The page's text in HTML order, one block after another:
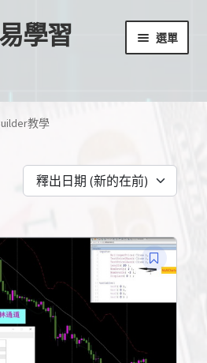
學習
選單
教學
釋出日期 (新的在前)